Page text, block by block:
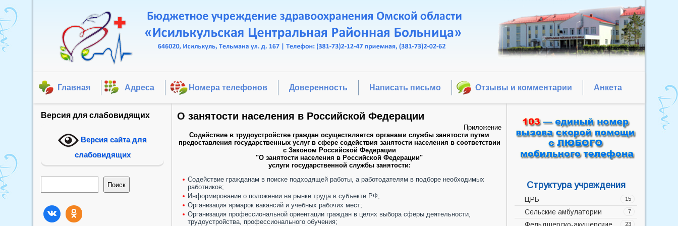
Главная Адреса Номера телефонов Доверенность Написать письмо Отзывы и комментарии Анкета
Версия для слабовидящих
Версия сайта для
слабовидящих
Поиск
О занятости населения в Российской Федерации
Приложение
Содействие в трудоустройстве граждан осуществляется органами службы занятости путем
предоставления государственных услуг в сфере содействия занятости населения в соответствии
с Законом Российской Федерации
"О занятости населения в Российской Федерации"
услуги государственной службы занятости:
Содействие гражданам в поиске подходящей работы, а работодателям в подборе необходимых
работников;
Информирование о положении на рынке труда в субъекте РФ;
Организация ярмарок вакансий и учебных рабочих мест;
Организация профессиональной ориентации граждан в целях выбора сферы деятельности,
трудоустройства, профессионального обучения;
Структура учреждения
15
ЦРБ
Администрация
7
Сельские амбулатории
23